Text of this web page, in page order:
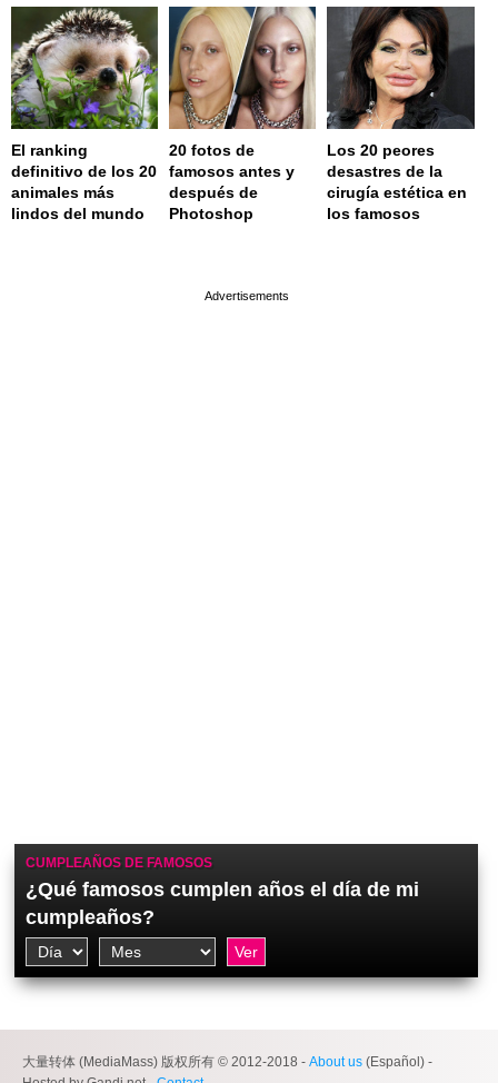
El ranking
definitivo de los 20
animales más
lindos del mundo
20 fotos de
famosos antes y
después de
Photoshop
Los 20 peores
desastres de la
cirugía estética en
los famosos
CUMPLEAÑOS DE FAMOSOS
¿Qué famosos cumplen años el día de mi
cumpleaños?
大量转体 (MediaMass) 版权所有 © 2012-2018 - About us (Español) -